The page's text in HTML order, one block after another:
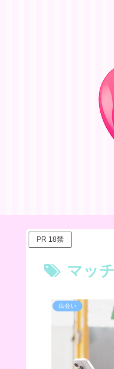
PR 18禁
マッ
出会い